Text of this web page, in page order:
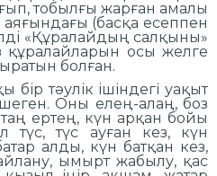
тобылғы жарған амалы
(басқа есеппен
«Құралайдың салқыны»
құралайларын осы желге
болған.
бір тәулік ішіндегі уақыт
Оны елең-алаң, боз
ертең, күн арқан бойы
түс, түс ауған кез, күн
алды, күн батқан кез,
ымырт жабылу, қас